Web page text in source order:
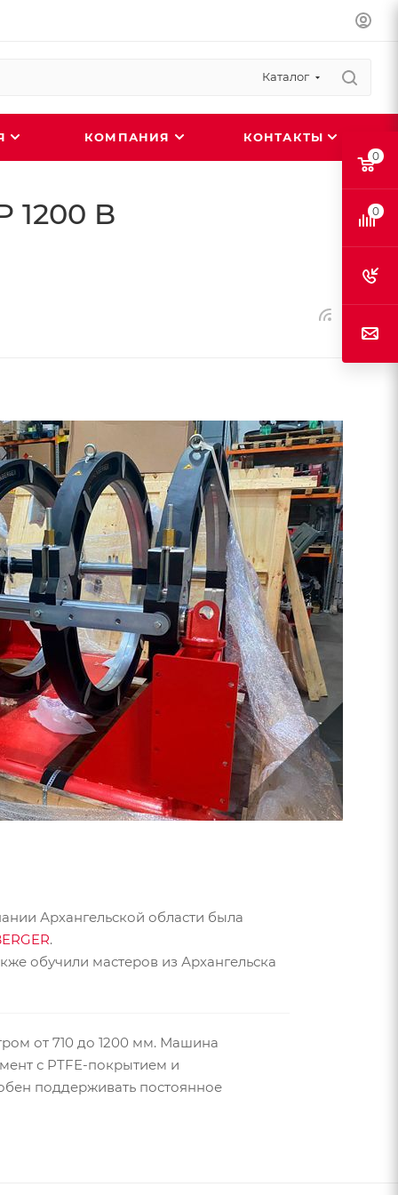
Каталог
КОМПАНИЯ КОНТАКТЫ
1200 B
Архангельской области была
.
обучили мастеров из Архангельска
от 710 до 1200 мм. Машина
с PTFE-покрытием и
поддерживать постоянное
0
0